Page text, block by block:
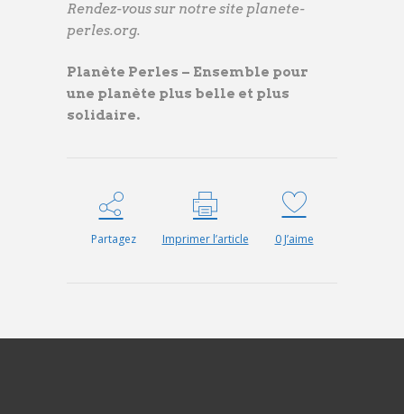
Rendez-vous sur notre site planete-
perles.org.
Planète Perles – Ensemble pour
une planète plus belle et plus
solidaire.
Partagez Imprimer l’article 0J’aime